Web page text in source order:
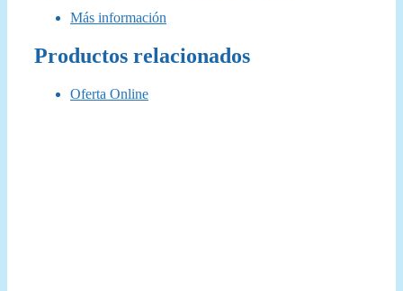
Más información
Productos relacionados
Oferta Online